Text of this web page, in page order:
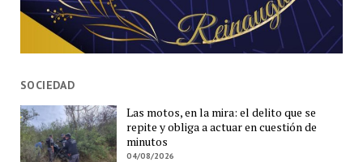
SOCIEDAD
Las motos, en la mira: el delito que se
repite y obliga a actuar en cuestión de
minutos
04/08/2026